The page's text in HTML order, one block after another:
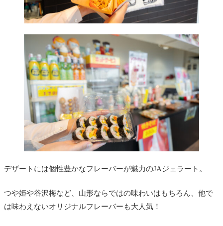
デザートには個性豊かなフレーバーが魅力のJAジェラート。
つや姫や谷沢梅など、山形ならではの味わいはもちろん、他で
は味わえないオリジナルフレーバーも大人気！